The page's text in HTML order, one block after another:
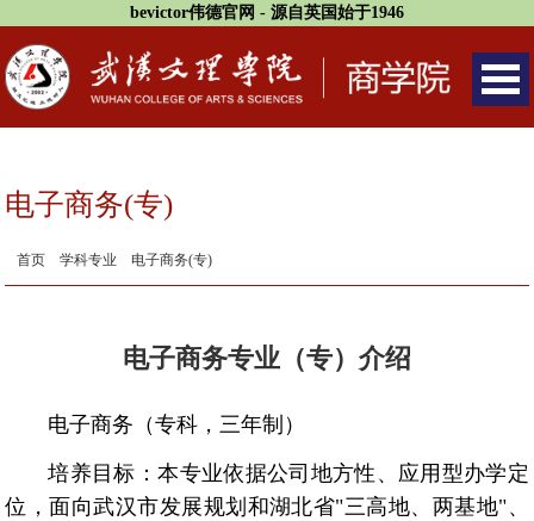
bevictor伟德官网 - 源自英国始于1946
电子商务(专)
首页 学科专业 电子商务(专)
电子商务专业（专）介绍
电子商务（专科，三年制）
培养目标：本专业依据公司地方性、应用型办学定
位，面向武汉市发展规划和湖北省"三高地、两基地"、